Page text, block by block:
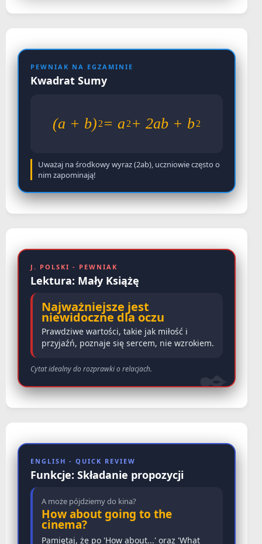
PEWNIAK NA EGZAMINIE
Kwadrat Sumy
(a + b) 2 = a 2 + 2ab + b2
Uważaj na środkowy wyraz (2ab), uczniowie często o
nim zapominają!
J. POLSKI - PEWNIAK
Lektura: Mały Książę
Najważniejsze jest
niewidoczne dla oczu
Prawdziwe wartości, takie jak miłość i
przyjaźń, poznaje się sercem, nie wzrokiem.
Cytat idealny do rozprawki o relacjach.
ENGLISH - QUICK REVIEW
Funkcje: Składanie propozycji
A może pójdziemy do kina?
How about going to the
cinema?
Pamiętaj, że po 'How about...' oraz 'What